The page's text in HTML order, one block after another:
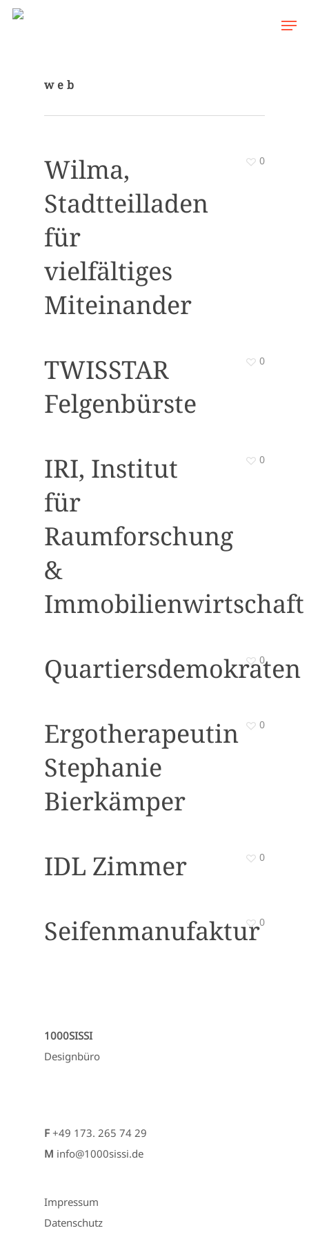
Skip
web
Wilma,
Stadtteilladen
für
vielfältiges
Miteinander
0
TWISSTAR
Felgenbürste
0
IRI, Institut
für
Raumforschung
&
Immobilienwirtschaft
0
Quartiersdemokraten
0
Ergotherapeutin
Stephanie
Bierkämper
0
IDL Zimmer 0
Seifenmanufaktur0
1000SISSI
Designbüro
F +49 173. 265 74 29
M info@1000sissi.de
Impressum
Datenschutz